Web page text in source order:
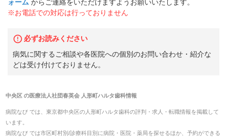
ォーム からご連絡をいただけますようお願いいたします。
※お電話での対応は行っておりません
必ずお読みください
病気に関するご相談や各医院への個別のお問い合わせ・紹介な
どは受け付けておりません。
中央区 の医療法人社団春英会 人形町ハルタ歯科情報
病院なび では、 東京都中央区の人形町ハルタ歯科の評判・求人・転職情報を掲載して
います。
病院なび では市区町村別/診療科目別に病院・医院・薬局を探せるほか、予約ができる